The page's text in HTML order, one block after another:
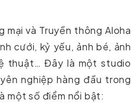
mại và Truyền thông Aloha
cưới, kỷ yếu, ảnh bé, ảnh
thuật… Đây là một studio
nghiệp hàng đầu trong
một số điểm nổi bật: